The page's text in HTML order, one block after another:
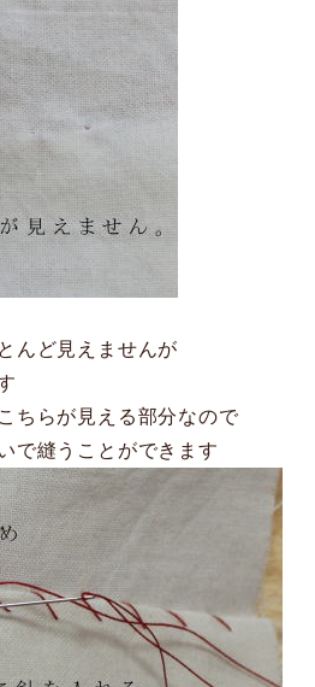
んど見えませんが
ちらが見える部分なので
で縫うことができます